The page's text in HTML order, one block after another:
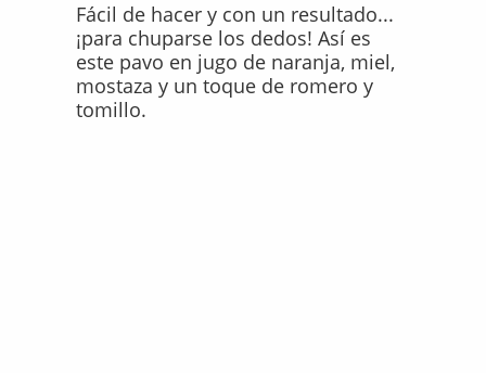
Fácil de hacer y con un resultado...
¡para chuparse los dedos! Así es
este pavo en jugo de naranja, miel,
mostaza y un toque de romero y
tomillo.